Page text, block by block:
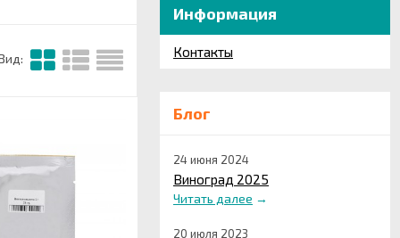
Информация
Контакты
Блог
24 июня 2024
Виноград 2025
Читать далее →
20 июля 2023